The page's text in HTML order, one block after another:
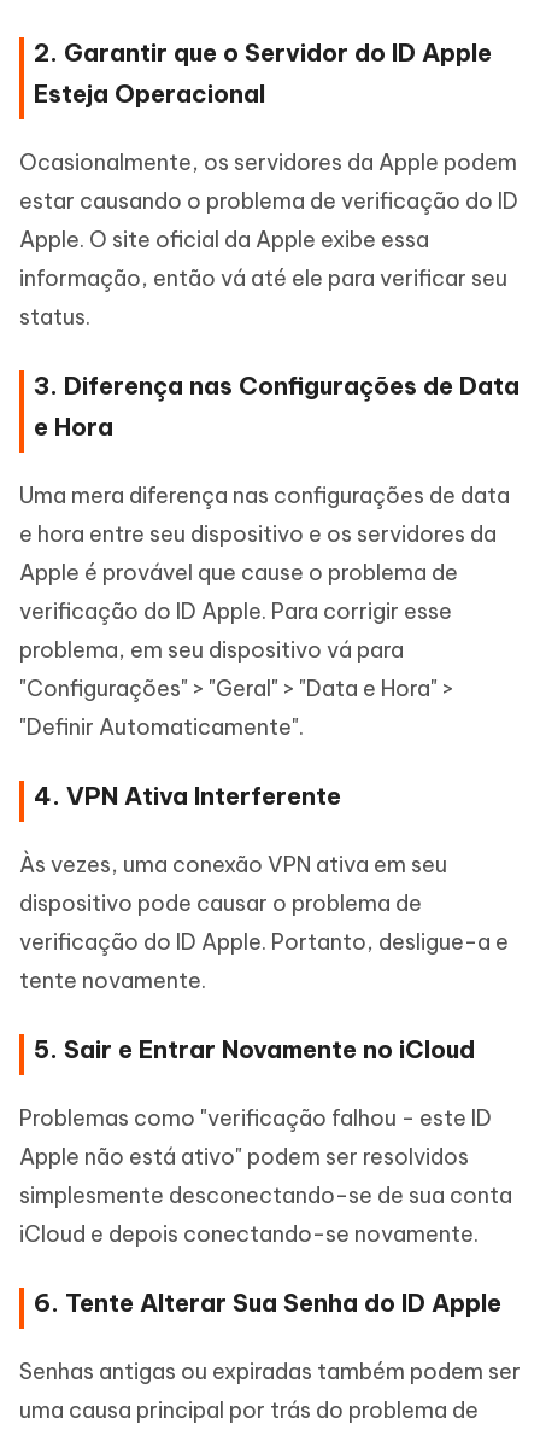
2. Garantir que o Servidor do ID Apple
Esteja Operacional
Ocasionalmente, os servidores da Apple podem
estar causando o problema de verificação do ID
Apple. O site oficial da Apple exibe essa
informação, então vá até ele para verificar seu
status.
3. Diferença nas Configurações de Data
e Hora
Uma mera diferença nas configurações de data
e hora entre seu dispositivo e os servidores da
Apple é provável que cause o problema de
verificação do ID Apple. Para corrigir esse
problema, em seu dispositivo vá para
"Configurações" > "Geral" > "Data e Hora" >
"Definir Automaticamente".
4. VPN Ativa Interferente
Às vezes, uma conexão VPN ativa em seu
dispositivo pode causar o problema de
verificação do ID Apple. Portanto, desligue-a e
tente novamente.
5. Sair e Entrar Novamente no iCloud
Problemas como "verificação falhou - este ID
Apple não está ativo" podem ser resolvidos
simplesmente desconectando-se de sua conta
iCloud e depois conectando-se novamente.
6. Tente Alterar Sua Senha do ID Apple
Senhas antigas ou expiradas também podem ser
uma causa principal por trás do problema de